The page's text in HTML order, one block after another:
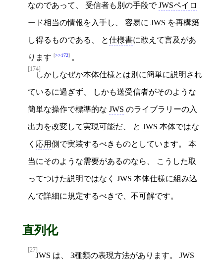
なのであって、 受信者も別の手段でJWSペイロ
ード相当の情報を入手し、 容易に JWS を再構築
し得るものである、 と仕様書に敢えて言及があ
ります >>172 。
[174]
しかしなぜか本体仕様とは別に簡単に説明され
ているに過ぎず、 しかも送受信者がそのような
簡単な操作で標準的な JWS
出力を改変して実現可能だ、 と JWS 本体ではな
く 応用側で実装するべきものとしています。 本
当にそのような需要があるのなら、 こうした取
ってつけた説明ではなく JWS 本体仕様に組み込
んで詳細に規定するべきで、不可解です。
直列化
[27]
JWS は、 3種類の表現方法があります。 JWS